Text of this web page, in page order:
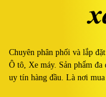
Chuyên phân phối và lắp
Ô tô, Xe máy. Sản phẩm đa
uy tín hàng đầu. Là nơi